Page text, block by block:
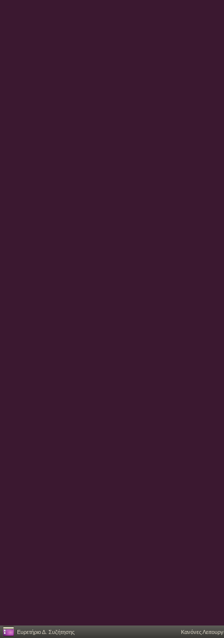
Ευρετήριο Δ. Συζήτησης Κανόνες